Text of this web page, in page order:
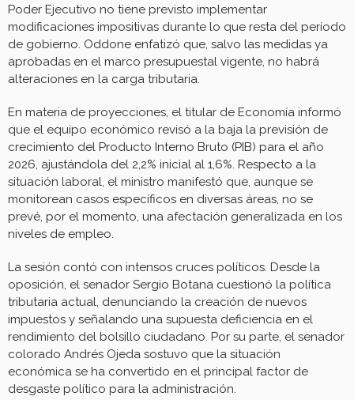
Poder Ejecutivo no tiene previsto implementar
modificaciones impositivas durante lo que resta del período
de gobierno. Oddone enfatizó que, salvo las medidas ya
aprobadas en el marco presupuestal vigente, no habrá
alteraciones en la carga tributaria.
En materia de proyecciones, el titular de Economía informó
que el equipo económico revisó a la baja la previsión de
crecimiento del Producto Interno Bruto (PIB) para el año
2026, ajustándola del 2,2% inicial al 1,6%. Respecto a la
situación laboral, el ministro manifestó que, aunque se
monitorean casos específicos en diversas áreas, no se
prevé, por el momento, una afectación generalizada en los
niveles de empleo.
La sesión contó con intensos cruces políticos. Desde la
oposición, el senador Sergio Botana cuestionó la política
tributaria actual, denunciando la creación de nuevos
impuestos y señalando una supuesta deficiencia en el
rendimiento del bolsillo ciudadano. Por su parte, el senador
colorado Andrés Ojeda sostuvo que la situación
económica se ha convertido en el principal factor de
desgaste político para la administración.